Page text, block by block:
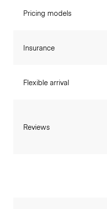
Pricing models
Insurance
Flexible arrival
Reviews